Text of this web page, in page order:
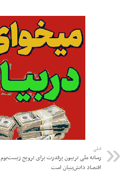
قبلی
رسانه ملی تریبون پرقدرت برای ترویج زیست‌بوم
اقتصاد دانش‌‌بنیان است